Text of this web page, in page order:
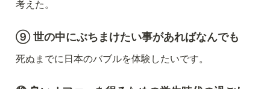
考えた。
⑨ 世の中にぶちまけたい事があればなんでも
死ぬまでに日本のバブルを体験したいです。